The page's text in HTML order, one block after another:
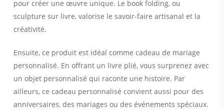
pour créer une œuvre unique. Le book folding, ou
sculpture sur livre, valorise le savoir-faire artisanal et la
créativité.
Ensuite, ce produit est idéal comme cadeau de mariage
personnalisé. En offrant un livre plié, vous surprenez avec
un objet personnalisé qui raconte une histoire. Par
ailleurs, ce cadeau personnalisé convient aussi pour des
anniversaires, des mariages ou des événements spéciaux.